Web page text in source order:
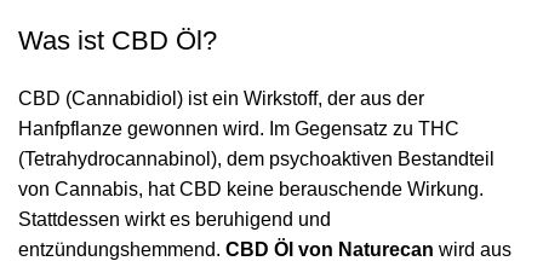
Was ist CBD Öl?
CBD (Cannabidiol) ist ein Wirkstoff, der aus der
Hanfpflanze gewonnen wird. Im Gegensatz zu THC
(Tetrahydrocannabinol), dem psychoaktiven Bestandteil
von Cannabis, hat CBD keine berauschende Wirkung.
Stattdessen wirkt es beruhigend und
entzündungshemmend. CBD Öl von Naturecan wird aus